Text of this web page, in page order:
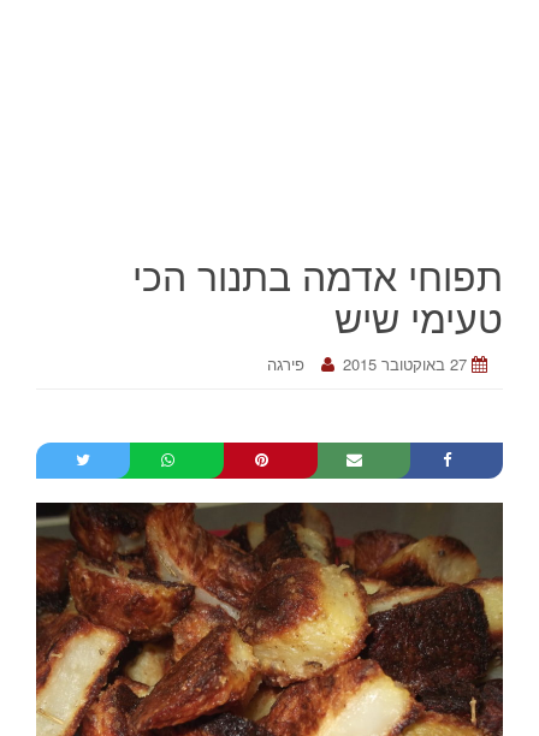
תפוחי אדמה בתנור הכי
טעימי שיש
27 באוקטובר 2015 פירגה